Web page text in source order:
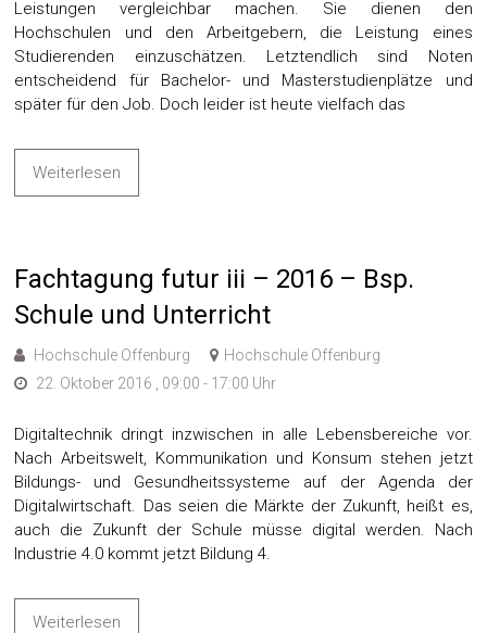
Leistungen vergleichbar machen. Sie dienen den
Hochschulen und den Arbeitgebern, die Leistung eines
Studierenden einzuschätzen. Letztendlich sind Noten
entscheidend für Bachelor- und Masterstudienplätze und
später für den Job. Doch leider ist heute vielfach das
Weiterlesen
Fachtagung futur iii – 2016 – Bsp.
Schule und Unterricht
Hochschule Offenburg
Hochschule Offenburg
22. Oktober 2016 , 09:00 - 17:00 Uhr
Digitaltechnik dringt inzwischen in alle Lebensbereiche vor.
Nach Arbeitswelt, Kommunikation und Konsum stehen jetzt
Bildungs- und Gesundheitssysteme auf der Agenda der
Digitalwirtschaft. Das seien die Märkte der Zukunft, heißt es,
auch die Zukunft der Schule müsse digital werden. Nach
Industrie 4.0 kommt jetzt Bildung 4.
Weiterlesen